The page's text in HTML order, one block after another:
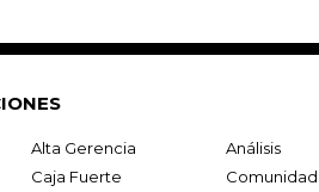
Alta Gerencia
Análisis
Caja Fuerte Comunidad